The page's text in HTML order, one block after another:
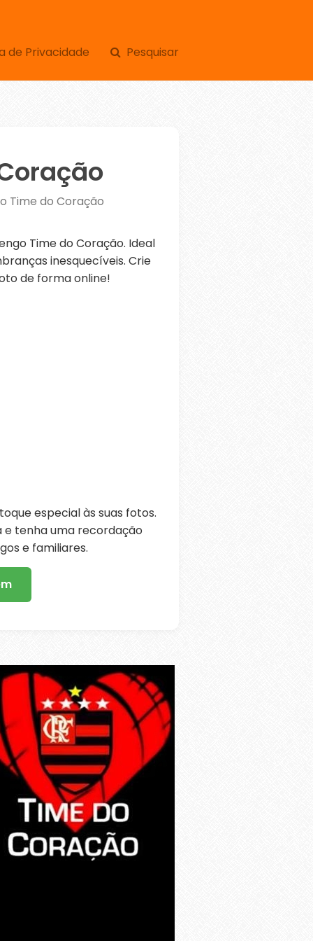
de Privacidade Pesquisar
Time do Coração
Time do Coração. Ideal
inesquecíveis. Crie
de forma online!
especial às suas fotos.
e tenha uma recordação
e familiares.